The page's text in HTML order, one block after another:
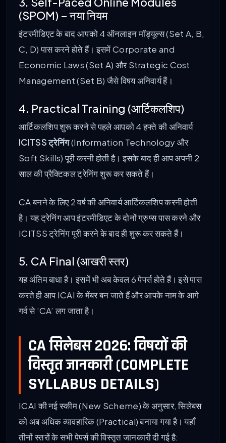
(SPOM) – नया नियम
इंटरमीडिएट के बाद आपको 4 ऑनलाइन मॉड्यूल्स (Set A, B,
C, D) पास करने होते हैं। इसमें Corporate and
Economic Laws (Set A) और Strategic Cost
Management (Set B) जैसे विषय अनिवार्य हैं।
4. Practical Training (आर्टिकलशिप)
आर्टिकलशिप शुरू करने से पहले आपको 4 हफ्ते की अनिवार्य
ICITSS ट्रेनिंग(Information Technology और
Soft Skills) पूरी करनी होती है। इसके बाद ही आप अपनी 2
साल की प्रैक्टिकल ट्रेनिंग शुरू कर सकते हैं।
CA बनने के लिए 2 वर्ष की अनिवार्य आर्टिकलशिप करनी होती
है। यह ट्रेनिंग आप इंटरमीडिएट के दोनों ग्रुप्स पास करने और
ICITSS ट्रेनिंग पूरी करने के बाद ही शुरू कर सकते हैं।
5. CA Final (आखरी स्तर)
यह अंतिम बाधा है। इसमें भी अब केवल 6 पेपर्स होते हैं। इसे पास
करते ही आप ICAI के मेंबर बन जाते हैं और आपके नाम के आगे
गर्व से ‘CA’ लग जाता है।
CA सिलेबस 2026: विषयों की
विस्तृत जानकारी (COMPLETE
SYLLABUS DETAILS)
ICAI की नई स्कीम (New Scheme) के अनुसार, सिलेबस
को अब अधिक व्यावहारिक (Practical) बनाया गया है। यहाँ
तीनों स्तरों के सभी पेपर्स की विस्तृत जानकारी दी गई है: